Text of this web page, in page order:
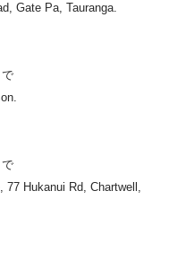
Gate Pa, Tauranga.
77 Hukanui Rd, Chartwell,